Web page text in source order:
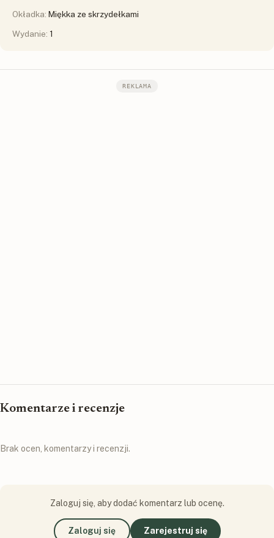
Okładka: Miękka ze skrzydełkami
Wydanie: 1
REKLAMA
Komentarze i recenzje
Brak ocen, komentarzy i recenzji.
Zaloguj się, aby dodać komentarz lub ocenę.
Zaloguj się Zarejestruj się